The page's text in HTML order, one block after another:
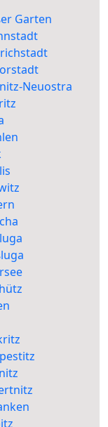
Garten
Neuostra